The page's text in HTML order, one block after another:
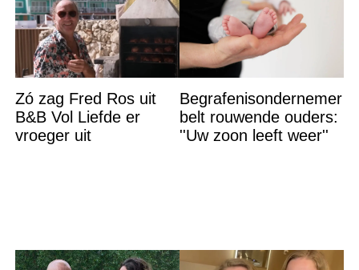
Zó zag Fred Ros uit
B&B Vol Liefde er
vroeger uit
Begrafenisondernemer
belt rouwende ouders:
''Uw zoon leeft weer''